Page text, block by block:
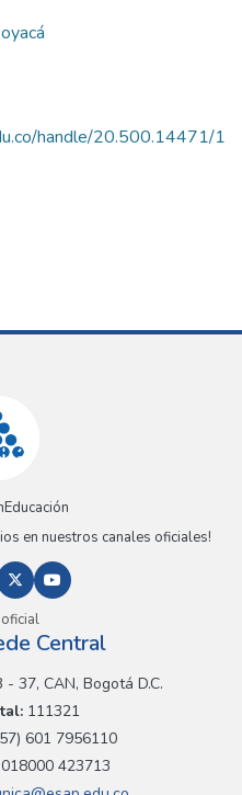
handle/20.500.14471/1
en nuestros canales oficiales!
Central
37, CAN, Bogotá D.C.
111321
601 7956110
018000 423713